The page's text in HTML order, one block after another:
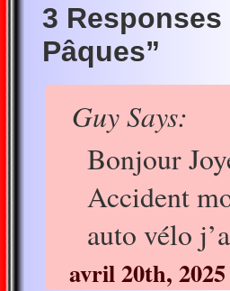
3
Pâques ”
Guy Says:
Bonjour
Accident
auto vélo
avril 20th,